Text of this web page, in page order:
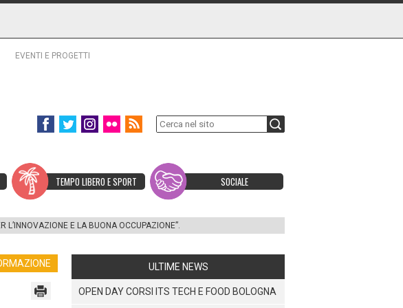
EVENTI E PROGETTI
TEMPO LIBERO E SPORT SOCIALE
L’INNOVAZIONE E LA BUONA OCCUPAZIONE”.
ULTIME NEWS
OPEN DAY CORSI ITS TECH E FOOD BOLOGNA